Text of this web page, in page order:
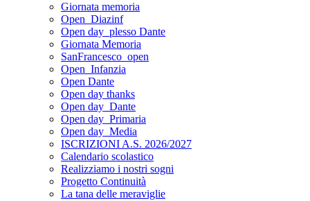
Giornata memoria
Open_Diazinf
Open day_plesso Dante
Giornata Memoria
SanFrancesco_open
Open_Infanzia
Open Dante
Open day thanks
Open day_Dante
Open day_Primaria
Open day_Media
ISCRIZIONI A.S. 2026/2027
Calendario scolastico
Realizziamo i nostri sogni
Progetto Continuità
La tana delle meraviglie